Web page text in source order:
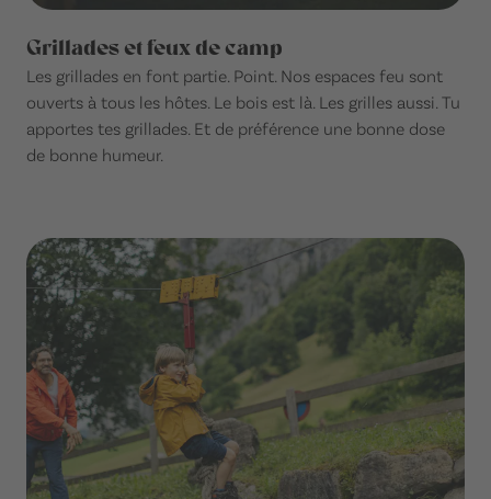
Grillades et feux de camp
Les grillades en font partie. Point. Nos espaces feu sont
ouverts à tous les hôtes. Le bois est là. Les grilles aussi. Tu
apportes tes grillades. Et de préférence une bonne dose
de bonne humeur.